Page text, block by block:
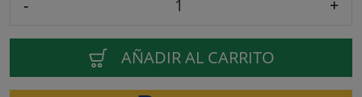
- +
AÑADIR AL CARRITO